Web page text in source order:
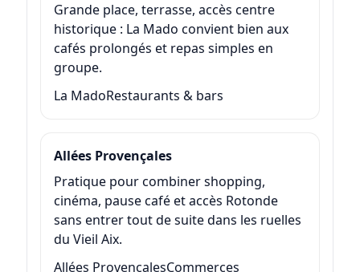
Grande place, terrasse, accès centre
historique : La Mado convient bien aux
cafés prolongés et repas simples en
groupe.
La MadoRestaurants & bars
Allées Provençales
Pratique pour combiner shopping,
cinéma, pause café et accès Rotonde
sans entrer tout de suite dans les ruelles
du Vieil Aix.
Allées ProvençalesCommerces